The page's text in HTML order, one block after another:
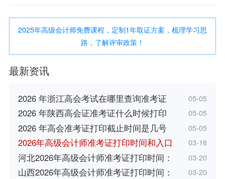
2025年高级会计师免费课程，定制1年取证方案，梳理学习思
路，了解评审政策！
最新资讯
2026 年浙江高会考试在哪里查询准考证 05-05
2026 年陕西高会证准考证什么时候打印 05-05
2026 年高会准考证打印截止时间是几号 05-05
2026年高级会计师准考证打印时间和入口 03-18
河北2026年高级会计师准考证打印时间： 03-20
山西2026年高级会计师准考证打印时间： 03-20